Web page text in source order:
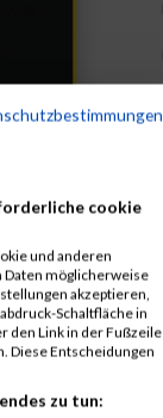
cookie
und anderen
Daten möglicherweise
akzeptieren,
Schaltfläche in
den Link in der Fußzeile
Diese Entscheidungen
zu tun: